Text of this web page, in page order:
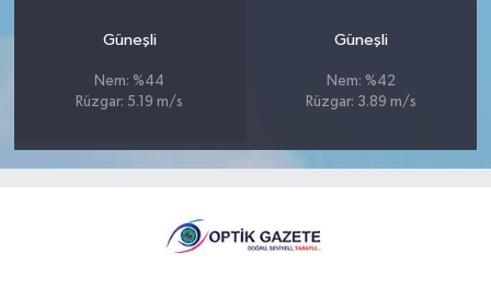
Güneşli
Nem: %44
Rüzgar: 5.19 m/s
Güneşli
Nem: %42
Rüzgar: 3.89 m/s